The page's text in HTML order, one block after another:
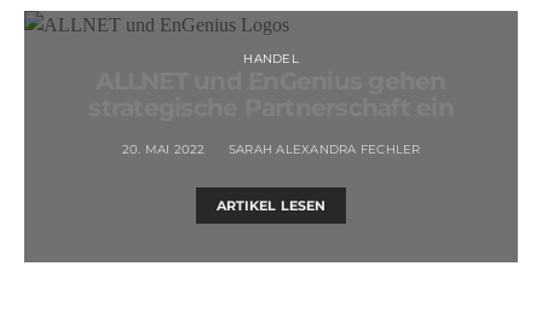
HANDEL
20. MAI 2022 SARAH ALEXANDRA FECHLER
ARTIKEL LESEN